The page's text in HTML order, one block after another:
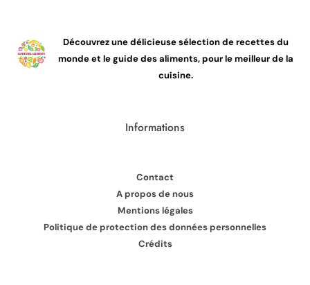
Découvrez une délicieuse sélection de recettes du
monde et le guide des aliments, pour le meilleur de la
cuisine.
Informations
Contact
A propos de nous
Mentions légales
Politique de protection des données personnelles
Crédits